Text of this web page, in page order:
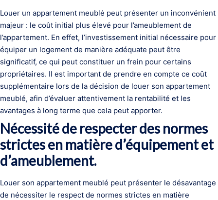
Louer un appartement meublé peut présenter un inconvénient
majeur : le coût initial plus élevé pour l’ameublement de
l’appartement. En effet, l’investissement initial nécessaire pour
équiper un logement de manière adéquate peut être
significatif, ce qui peut constituer un frein pour certains
propriétaires. Il est important de prendre en compte ce coût
supplémentaire lors de la décision de louer son appartement
meublé, afin d’évaluer attentivement la rentabilité et les
avantages à long terme que cela peut apporter.
Nécessité de respecter des normes
strictes en matière d’équipement et
d’ameublement.
Louer son appartement meublé peut présenter le désavantage
de nécessiter le respect de normes strictes en matière